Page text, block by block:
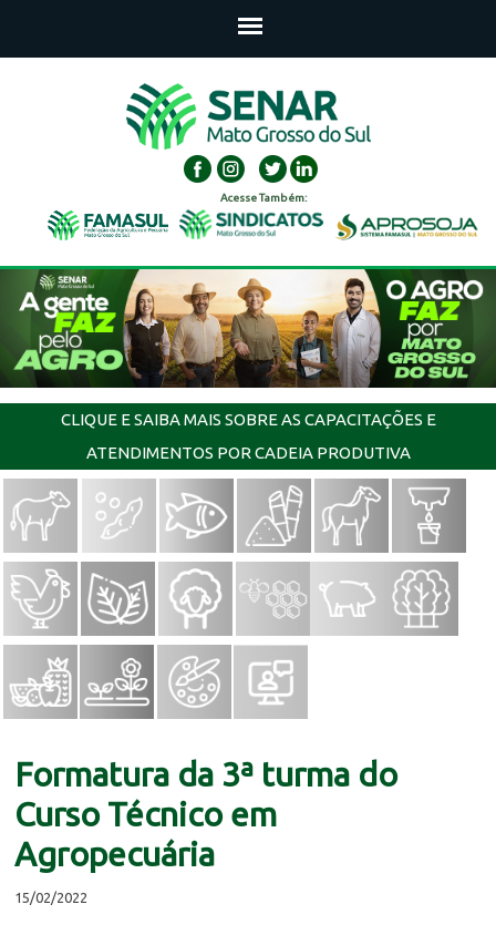
Acesse Também:
CLIQUE E SAIBA MAIS SOBRE AS CAPACITAÇÕES E
ATENDIMENTOS POR CADEIA PRODUTIVA
Formatura da 3ª turma do
Curso Técnico em
Agropecuária
15/02/2022